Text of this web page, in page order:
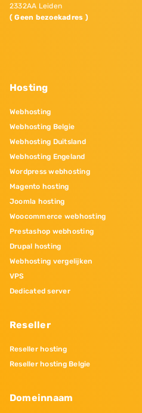
2332AA Leiden
( Geen bezoekadres )
Hosting
Webhosting
Webhosting Belgie
Webhosting Duitsland
Webhosting Engeland
Wordpress webhosting
Magento hosting
Joomla hosting
Woocommerce webhosting
Prestashop webhosting
Drupal hosting
Webhosting vergelijken
VPS
Dedicated server
Reseller
Reseller hosting
Reseller hosting Belgie
Domeinnaam